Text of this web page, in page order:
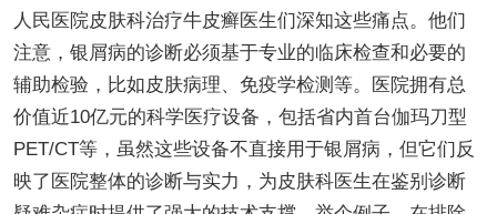
人民医院皮肤科治疗牛皮癣医生们深知这些痛点。他们
注意，银屑病的诊断必须基于专业的临床检查和必要的
辅助检验，比如皮肤病理、免疫学检测等。医院拥有总
价值近10亿元的科学医疗设备，包括省内首台伽玛刀型
PET/CT等，虽然这些设备不直接用于银屑病，但它们反
映了医院整体的诊断与实力，为皮肤科医生在鉴别诊断